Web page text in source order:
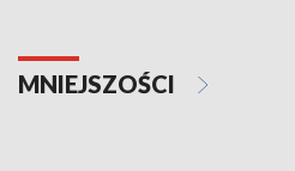
MNIEJSZOŚCI